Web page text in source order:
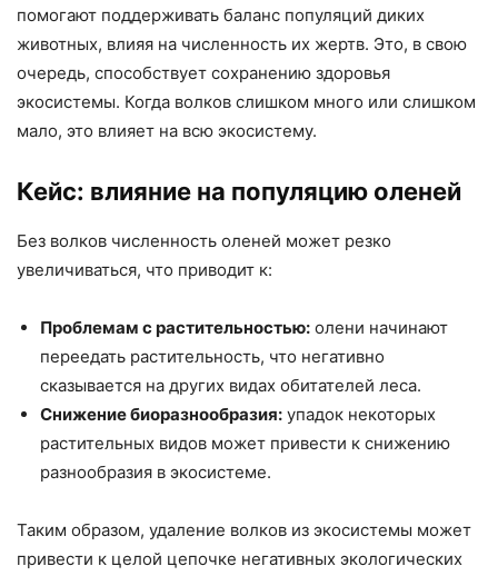
помогают поддерживать баланс популяций диких
животных, влияя на численность их жертв. Это, в свою
очередь, способствует сохранению здоровья
экосистемы. Когда волков слишком много или слишком
мало, это влияет на всю экосистему.
Кейс: влияние на популяцию оленей
Без волков численность оленей может резко
увеличиваться, что приводит к:
Проблемам с растительностью: олени начинают
переедать растительность, что негативно
сказывается на других видах обитателей леса.
Снижение биоразнообразия: упадок некоторых
растительных видов может привести к снижению
разнообразия в экосистеме.
Таким образом, удаление волков из экосистемы может
привести к целой цепочке негативных экологических